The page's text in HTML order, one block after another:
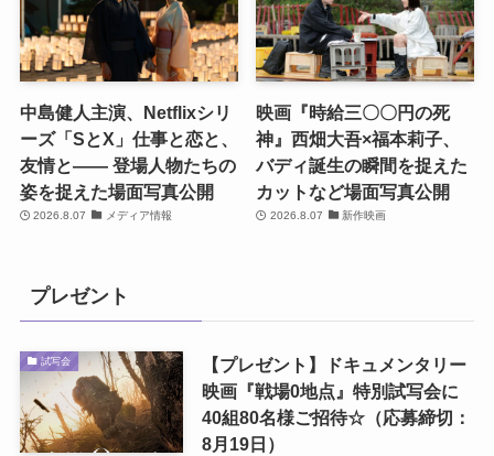
中島健人主演、Netflixシリ
ーズ「SとX」仕事と恋と、
友情と―― 登場人物たちの
姿を捉えた場面写真公開
2026.8.07 メディア情報
映画『時給三〇〇円の死
神』西畑大吾×福本莉子、
バディ誕生の瞬間を捉えた
カットなど場面写真公開
2026.8.07 新作映画
プレゼント
試写会
【プレゼント】ドキュメンタリー
映画『戦場0地点』特別試写会に
40組80名様ご招待☆（応募締切：
8月19日）